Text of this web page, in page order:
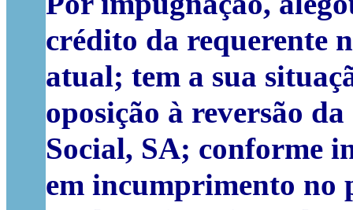
crédito da requerente
atual; tem a sua
oposição à reversão
Social, SA; conforme
em incumprimento no